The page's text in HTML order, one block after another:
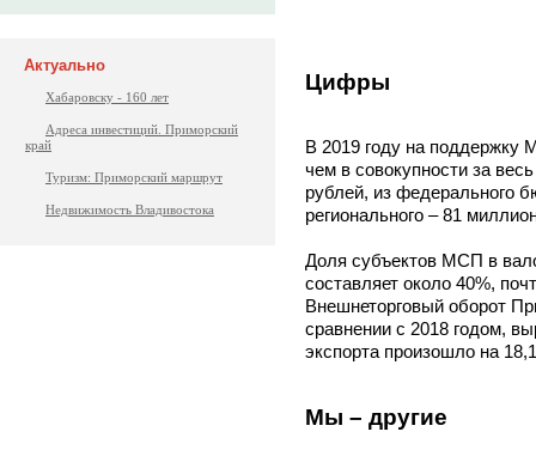
Актуально
Хабаровску - 160 лет
Адреса инвестиций. Приморский
край
Туризм: Приморский маршрут
Недвижимость Владивостока
Цифры
В 2019 году на
чем в совокупности за
рублей, из федерального
регионального – 81
Доля субъектов МСП в
составляет около 40%,
Внешнеторговый оборот
сравнении с 2018 годом,
экспорта произошло на
Мы – другие